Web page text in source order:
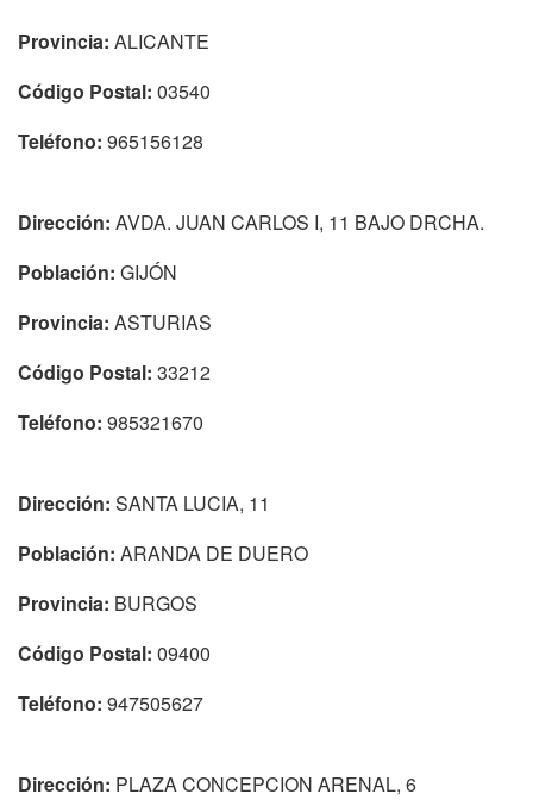
Provincia: ALICANTE
Código Postal: 03540
Teléfono: 965156128
Dirección: AVDA. JUAN CARLOS I, 11 BAJO DRCHA.
Población: GIJÓN
Provincia: ASTURIAS
Código Postal: 33212
Teléfono: 985321670
Dirección: SANTA LUCIA, 11
Población: ARANDA DE DUERO
Provincia: BURGOS
Código Postal: 09400
Teléfono: 947505627
Dirección: PLAZA CONCEPCION ARENAL, 6